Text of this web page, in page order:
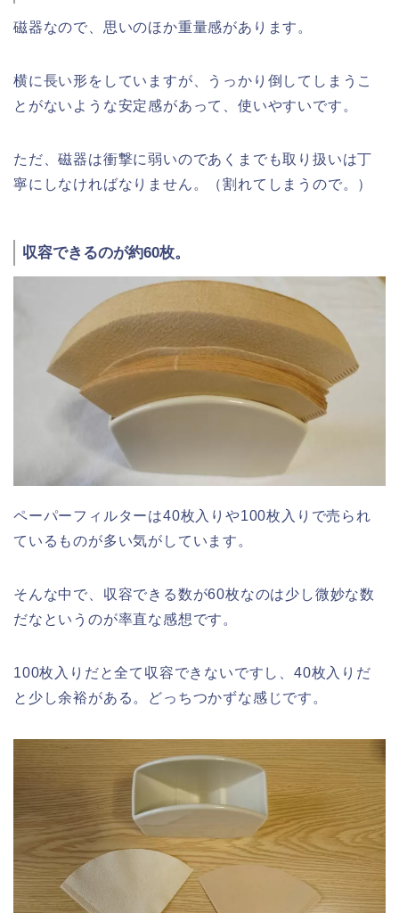
磁器なので、思いのほか重量感があります。
横に長い形をしていますが、うっかり倒してしまうこ
とがないような安定感があって、使いやすいです。
ただ、磁器は衝撃に弱いのであくまでも取り扱いは丁
寧にしなければなりません。（割れてしまうので。）
収容できるのが約60枚。
ペーパーフィルターは40枚入りや100枚入りで売られ
ているものが多い気がしています。
そんな中で、収容できる数が60枚なのは少し微妙な数
だなというのが率直な感想です。
100枚入りだと全て収容できないですし、40枚入りだ
と少し余裕がある。どっちつかずな感じです。